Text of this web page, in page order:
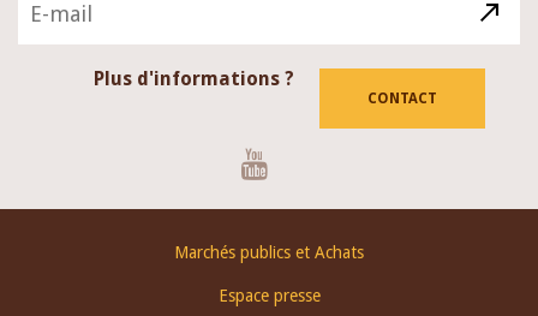
Plus d'informations ?
CONTACT
Marchés publics et Achats
Espace presse